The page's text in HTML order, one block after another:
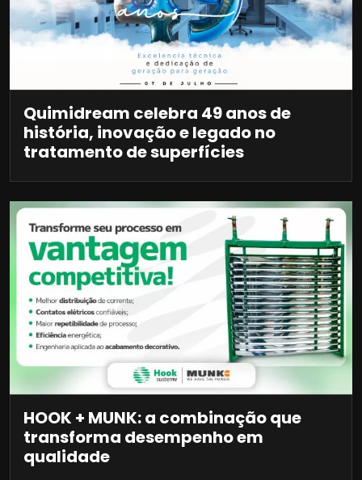
Quimidream celebra 49 anos de
história, inovação e legado no
tratamento de superfícies
HOOK + MUNK: a combinação que
transforma desempenho em
qualidade